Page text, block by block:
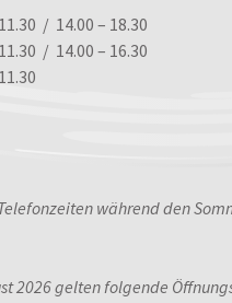
/ 14.00 – 18.30
/ 14.00 – 16.30
während den
2026 gelten folgende